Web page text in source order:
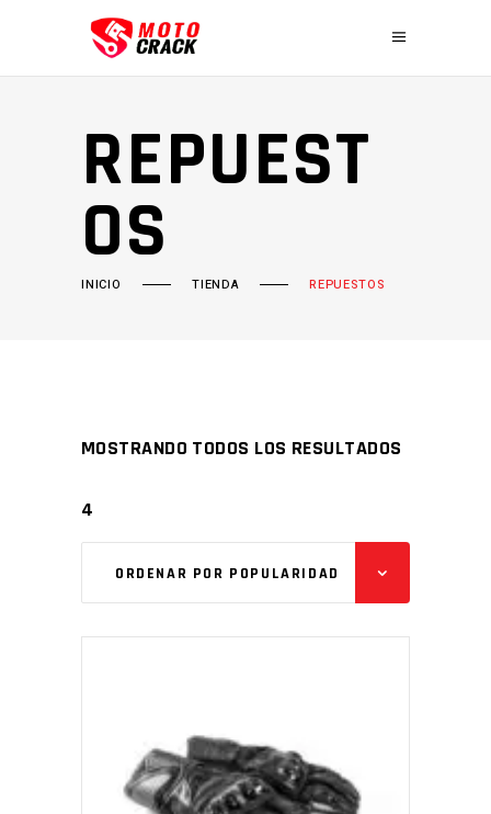
REPUEST
OS
INICIO TIENDA REPUESTOS
MOSTRANDO TODOS LOS RESULTADOS
4
ORDENAR POR POPULARIDAD
AÑADIR AL CARRITO